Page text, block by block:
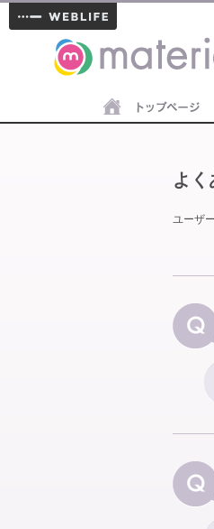
materials
よく
ユーザ